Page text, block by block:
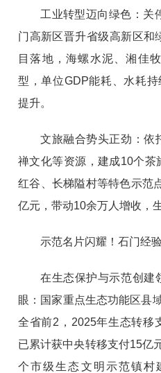
工业转型迈向绿色：关
门高新区晋升省级高新区和
目落地，海螺水泥、湘佳
型，单位GDP能耗、水耗持
提升。
文旅融合势头正劲：依
禅文化等资源，建成10个茶
红谷、长梯隘村等特色示范
亿元，带动10余万人增收，
示范名片闪耀！石门经
在生态保护与示范创建
眼：国家重点生态功能区县
全省前2，2025年生态转移
已累计获中央转移支付15亿
个市级生态文明示范镇村